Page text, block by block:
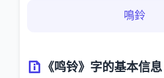
鳴鈴
《鸣铃》字的基本信息